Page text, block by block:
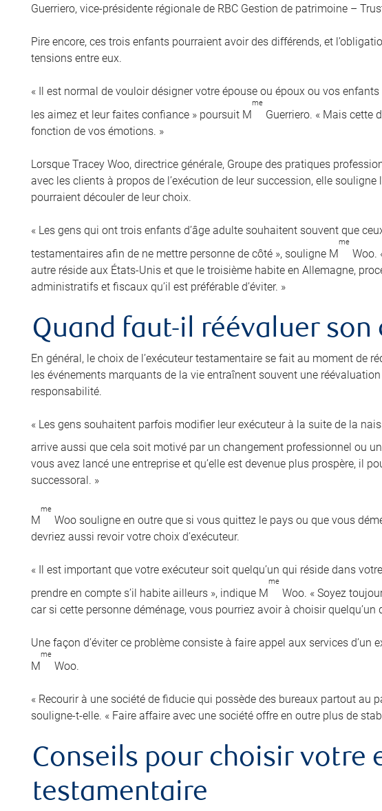
Guerriero, vice-présidente régionale de RBC Gestion de patrimoine –
Pire encore, ces trois enfants pourraient avoir des différends, et
tensions entre eux.
« Il est normal de vouloir désigner votre épouse ou époux ou vos
les aimez et leur faites confiance » poursuit M
me
Guerriero. « Mais cette
fonction de vos émotions. »
Lorsque Tracey Woo, directrice générale, Groupe des pratiques
avec les clients à propos de l’exécution de leur succession, elle
pourraient découler de leur choix.
« Les gens qui ont trois enfants d’âge adulte souhaitent souvent que
testamentaires afin de ne mettre personne de côté », souligne M
me
Woo.
autre réside aux États-Unis et que le troisième habite en Allemagne,
administratifs et fiscaux qu’il est préférable d’éviter. »
Quand faut-il réévaluer son
En général, le choix de l’exécuteur testamentaire se fait au moment de
les événements marquants de la vie entraînent souvent une
responsabilité.
« Les gens souhaitent parfois modifier leur exécuteur à la suite de la
arrive aussi que cela soit motivé par un changement professionnel ou
vous avez lancé une entreprise et qu’elle est devenue plus prospère, il
successoral. »
M
me
Woo souligne en outre que si vous quittez le pays ou que vous
devriez aussi revoir votre choix d’exécuteur.
« Il est important que votre exécuteur soit quelqu’un qui réside dans
prendre en compte s’il habite ailleurs », indique M
me
Woo. « Soyez
car si cette personne déménage, vous pourriez avoir à choisir quelqu’un
Une façon d’éviter ce problème consiste à faire appel aux services
M
me
Woo.
« Recourir à une société de fiducie qui possède des bureaux partout au
souligne-t-elle. « Faire affaire avec une société offre en outre plus de
Conseils pour choisir votre
testamentaire